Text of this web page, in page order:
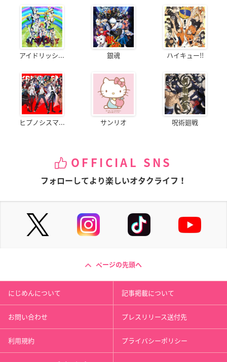
アイドリッシ... 銀魂 ハイキュー!!
ヒプノシスマ... サンリオ 呪術廻戦
OFFICIAL SNS
フォローしてより楽しいオタクライフ！
ページの先頭へ
にじめんについて 記事掲載について
お問い合わせ プレスリリース送付先
利用規約 プライバシーポリシー